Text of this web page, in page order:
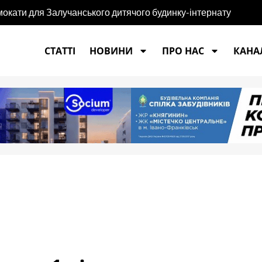
для Залучанського дитячого будинку-інтернату
СТАТТІ
НОВИНИ ПРО НАС